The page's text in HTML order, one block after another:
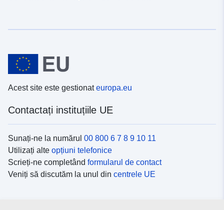
Acest site este gestionateuropa.eu
Contactați instituțiile UE
Sunați-ne la numărul 00 800 6 7 8 9 10 11
Utilizați alte opțiuni telefonice
Scrieți-ne completând formularul de contact
Veniți să discutăm la unul din centrele UE